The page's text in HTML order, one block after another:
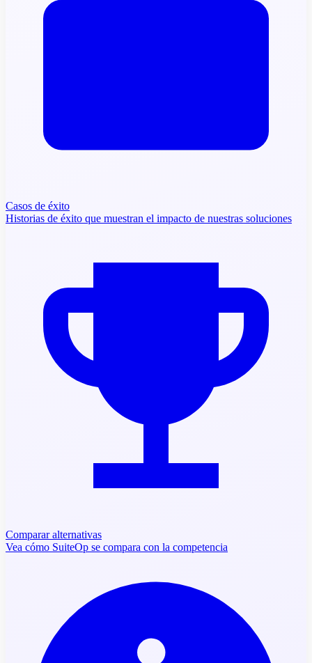
Casos de éxito
Historias de éxito que muestran el impacto de nuestras soluciones
Comparar alternativas
Vea cómo SuiteOp se compara con la competencia